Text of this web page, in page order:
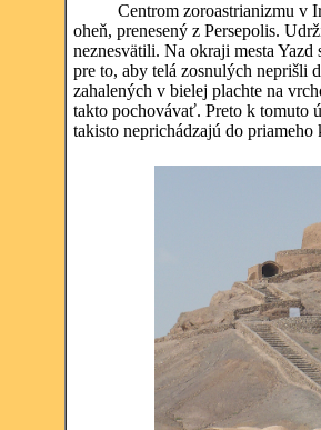
Centrom zoroastrianizmu v
oheň, prenesený z Persepolis.
neznesvätili. Na okraji mesta
pre to, aby telá zosnulých neprišli
zahalených v bielej plachte na
takto pochovávať. Preto k tomuto
takisto neprichádzajú do priameho